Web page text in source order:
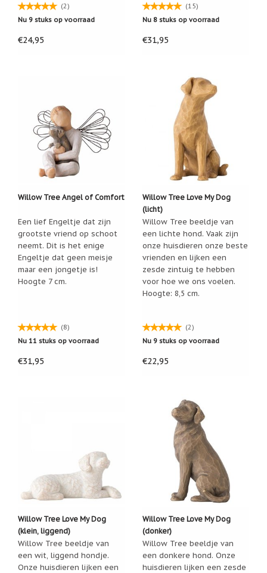
Zoutsteen
artikelen
verlanglijstje
Redenen.....
verlanglijstje
Webwinkelkeur
reviews
Cadeau
en
toelichting
Tree
een
webshop
Jade
Jong)
Een
passend
cadeau
(2)
Nu 9 stuks op voorraad
€24,95
(15)
Nu 8 stuks op voorraad
€31,95
Willow Tree Angel of Comfort
Een lief Engeltje dat zijn
grootste vriend op schoot
neemt. Dit is het enige
Engeltje dat geen meisje
maar een jongetje is!
Hoogte 7 cm.
(8)
Nu 11 stuks op voorraad
€31,95
Willow Tree Love My Dog
(licht)
Willow Tree beeldje van
een lichte hond. Vaak zijn
onze huisdieren onze beste
vrienden en lijken een
zesde zintuig te hebben
voor hoe we ons voelen.
Hoogte: 8,5 cm.
(2)
Nu 9 stuks op voorraad
€22,95
Willow Tree Love My Dog
(klein, liggend)
Willow Tree beeldje van
een wit, liggend hondje.
Onze huisdieren lijken een
Willow Tree Love My Dog
(donker)
Willow Tree beeldje van
een donkere hond. Onze
huisdieren lijken een zesde